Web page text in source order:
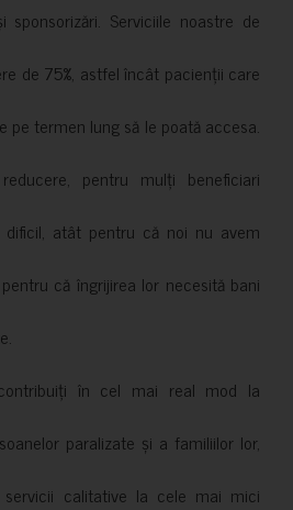
Serviciile noastre de
de 75%, astfel încât pacienții care
pe termen lung să le poată accesa.
pentru mulți beneficiari
atât pentru că noi nu avem
că îngrijirea lor necesită bani
în cel mai real mod la
paralizate și a familiilor lor,
calitative la cele mai mici